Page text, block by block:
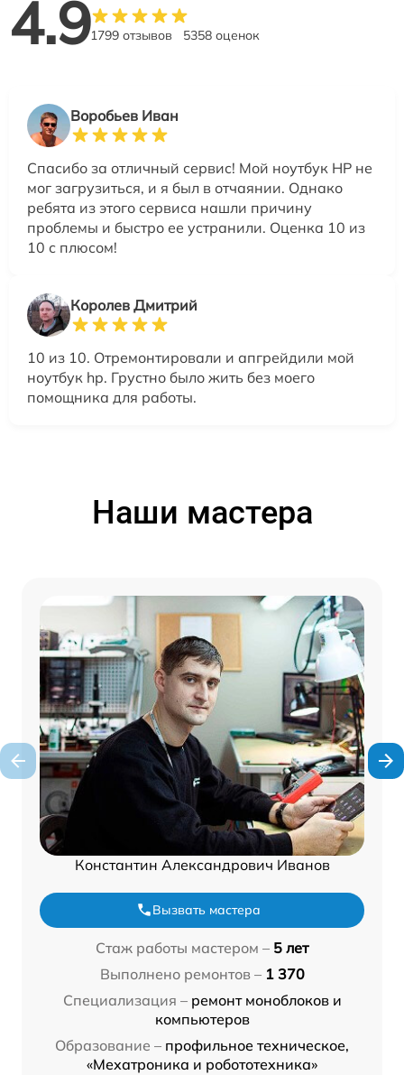
4.91799 отзывов 5358 оценок
Воробьев Иван
Спасибо за отличный сервис! Мой ноутбук HP не
мог загрузиться, и я был в отчаянии. Однако
ребята из этого сервиса нашли причину
проблемы и быстро ее устранили. Оценка 10 из
10 с плюсом!
Королев Дмитрий
10 из 10. Отремонтировали и апгрейдили мой
ноутбук hp. Грустно было жить без моего
помощника для работы.
Наши мастера
Константин Александрович Иванов
Вызвать мастера
Стаж работы мастером – 5 лет
Выполнено ремонтов – 1 370
Специализация – ремонт моноблоков и
компьютеров
Образование – профильное техническое,
«Мехатроника и робототехника»